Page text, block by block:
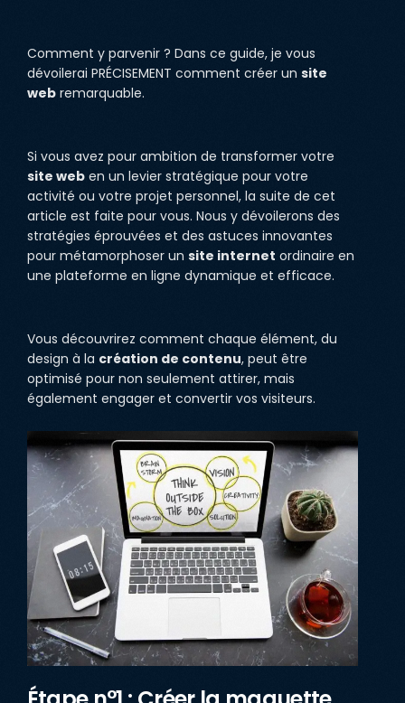
Comment y parvenir ? Dans ce guide, je vous
dévoilerai PRÉCISEMENT comment créer un site
webremarquable.
Si vous avez pour ambition de transformer votre
site weben un levier stratégique pour votre
activité ou votre projet personnel, la suite de cet
article est faite pour vous. Nous y dévoilerons des
stratégies éprouvées et des astuces innovantes
pour métamorphoser un site internet ordinaire en
une plateforme en ligne dynamique et efficace.
Vous découvrirez comment chaque élément, du
design à la création de contenu, peut être
optimisé pour non seulement attirer, mais
également engager et convertir vos visiteurs.